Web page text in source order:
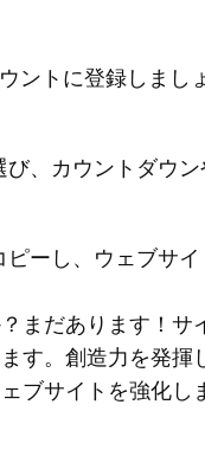
ントに登録しまし
、カウントダウ
ーし、ウェブサ
まだあります！
す。創造力を発
ブサイトを強化し